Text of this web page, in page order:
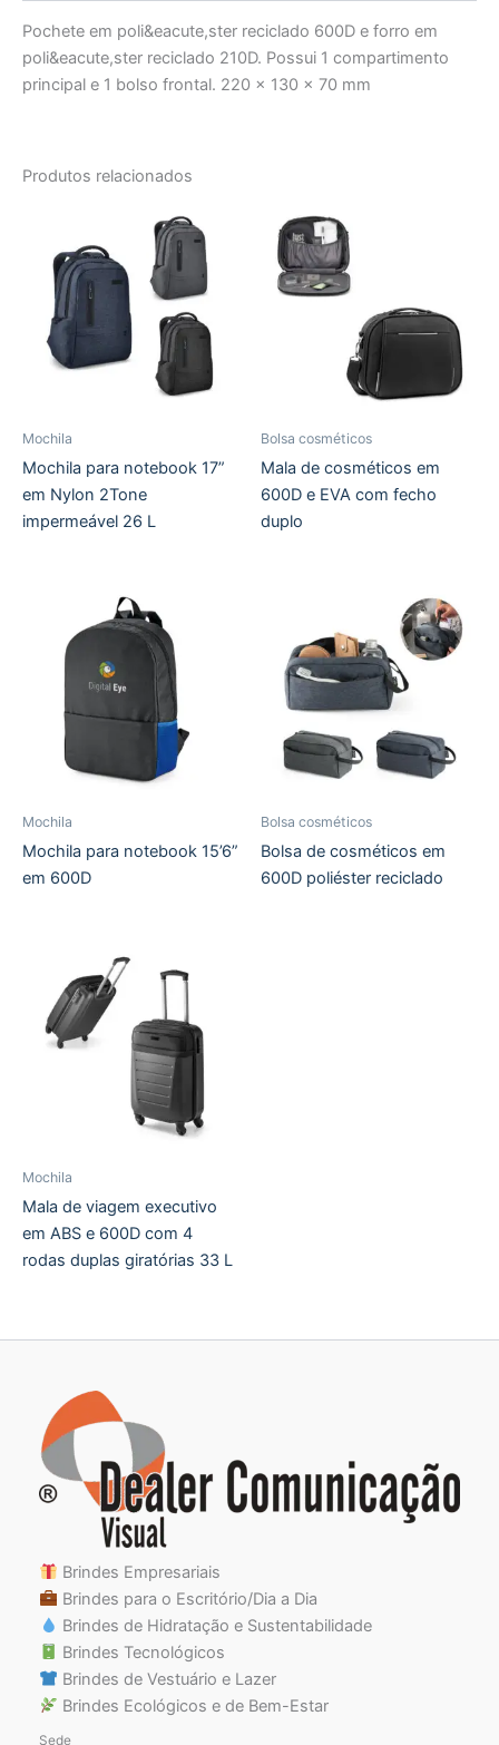
Pochete em poli&eacute,ster reciclado 600D e forro em
poli&eacute,ster reciclado 210D. Possui 1 compartimento
principal e 1 bolso frontal. 220 x 130 x 70 mm
Produtos relacionados
Mochila
Mochila para notebook 17”
em Nylon 2Tone
impermeável 26 L
Bolsa cosméticos
Mala de cosméticos em
600D e EVA com fecho
duplo
Mochila
Mochila para notebook 15’6”
em 600D
Bolsa cosméticos
Bolsa de cosméticos em
600D poliéster reciclado
Mochila
Mala de viagem executivo
em ABS e 600D com 4
rodas duplas giratórias 33 L
Brindes Empresariais
Brindes para o Escritório/Dia a Dia
Brindes de Hidratação e Sustentabilidade
Brindes Tecnológicos
Brindes de Vestuário e Lazer
Brindes Ecológicos e de Bem-Estar
Sede